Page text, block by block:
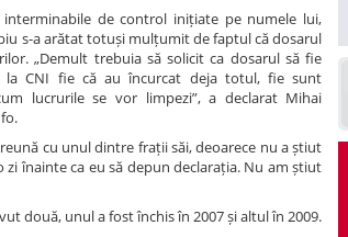
de control inițiate pe numele lui,
s-a arătat totuși mulțumit de faptul că dosarul
„Demult trebuia să solicit ca dosarul să fie
la CNI fie că au încurcat deja totul, fie sunt
lucrurile se vor limpezi”, a declarat Mihai
cu unul dintre frații săi, deoarece nu a știut
zi înainte ca eu să depun declarația. Nu am știut
două, unul a fost închis în 2007 și altul în 2009.